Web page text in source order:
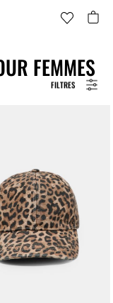
FILTRES
FEMMES